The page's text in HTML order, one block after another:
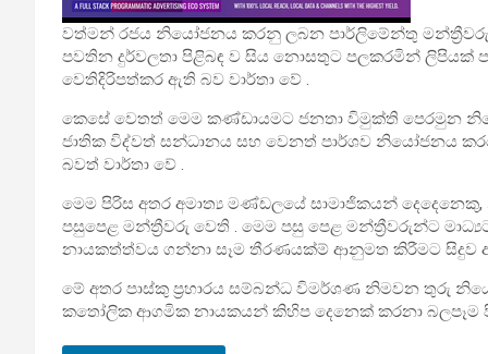
වත්මන් රජය නියෝජනය කරනු ලබන පාර්ලිමේන්තු
පවතින දුර්වලතා පිළිබඳ ව සිය නොසතුට පලකරමින් ලිපියක්
වෙතිදිරිපත්කර ඇති බව වාර්තා වේ .
කෙසේ වෙතත් මෙම කණ්ඩායමට ජනතා විමුක්ති පෙරමුන
ජාතික විද්වත් සන්ධානය සහ වෙනත් පාර්ශව නියෝජනය
බවත් වාර්තා වේ .
මෙම පිරිස අතර අමාත්‍ය මණ්ඩලයේ සාමාජිකයන්
පසුපෙළ මන්ත්‍රීවරු වෙති . මෙම පසු පෙළ මන්ත්‍රීවරුන්ට
නායකත්ත්වය ගන්නා සෑම තීරණයක්ම් ආනුමත කිරීමට සිදුව
මේ අතර පාස්කු ප්‍රහාරය සම්බන්ධ විමර්ශණ නිමවන තුරු
කතෝලික ආගමික නායකයන් කිහිප දෙනෙක් කරනා බලපෑම